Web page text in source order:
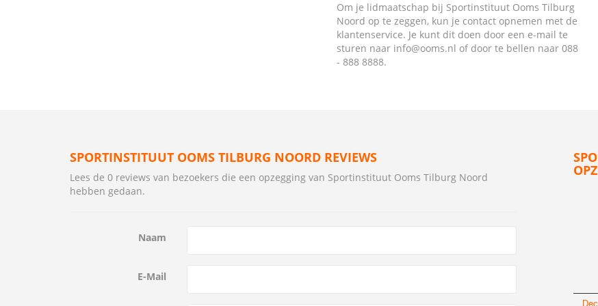
Om je lidmaatschap bij Sportinstituut Ooms Tilburg
Noord op te zeggen, kun je contact opnemen met de
klantenservice. Je kunt dit doen door een e-mail te
sturen naar info@ooms.nl of door te bellen naar 088
- 888 8888.
SPORTINSTITUUT OOMS TILBURG NOORD REVIEWS
Lees de 0 reviews van bezoekers die een opzegging van Sportinstituut Ooms Tilburg Noord
hebben gedaan.
Naam
E-Mail